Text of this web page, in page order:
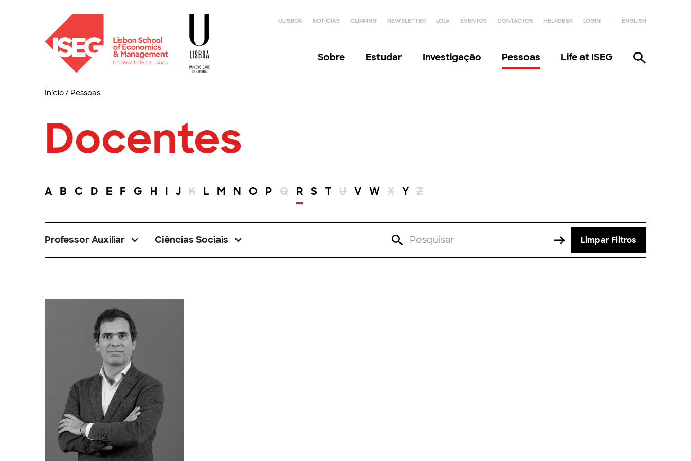
ULISBOA NOTÍCIAS CLIPPING NEWSLETTER LOJA EVENTOS CONTACTOS HELPDESK LOGIN ENGLISH
Sobre Estudar Investigação Pessoas Life at ISEG
Início/ Pessoas
Docentes
A B C D E F G H I J K L M N O P Q R S T U V W X Y Z
Professor Auxiliar Ciências Sociais Limpar Filtros